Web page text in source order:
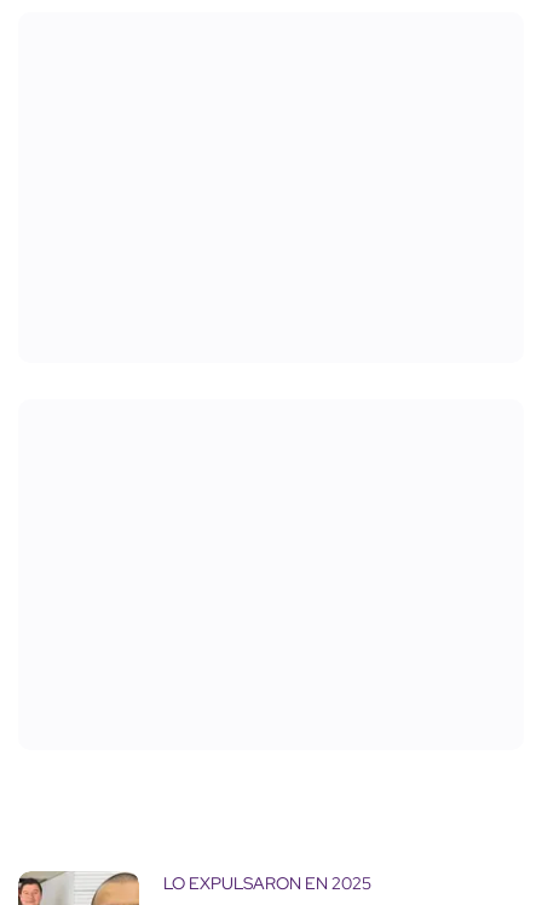
LO EXPULSARON EN 2025